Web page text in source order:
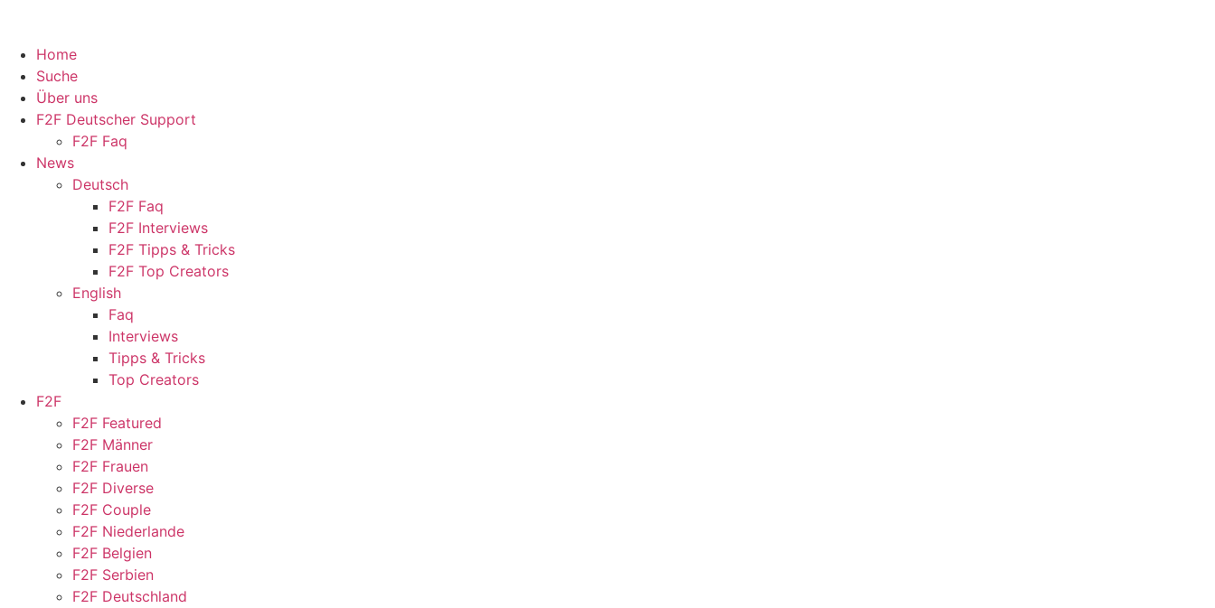
Home
Suche
Über uns
F2F Deutscher Support
F2F Faq
News
Deutsch
F2F Faq
F2F Interviews
F2F Tipps & Tricks
F2F Top Creators
English
Faq
Interviews
Tipps & Tricks
Top Creators
F2F
F2F Featured
F2F Männer
F2F Frauen
F2F Diverse
F2F Couple
F2F Niederlande
F2F Belgien
F2F Serbien
F2F Deutschland